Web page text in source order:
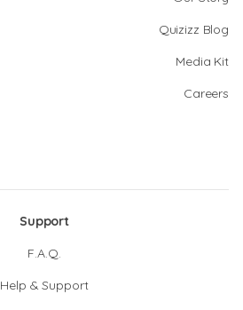
Quizizz Blog
Media Kit
Careers
Support
F.A.Q.
Help & Support